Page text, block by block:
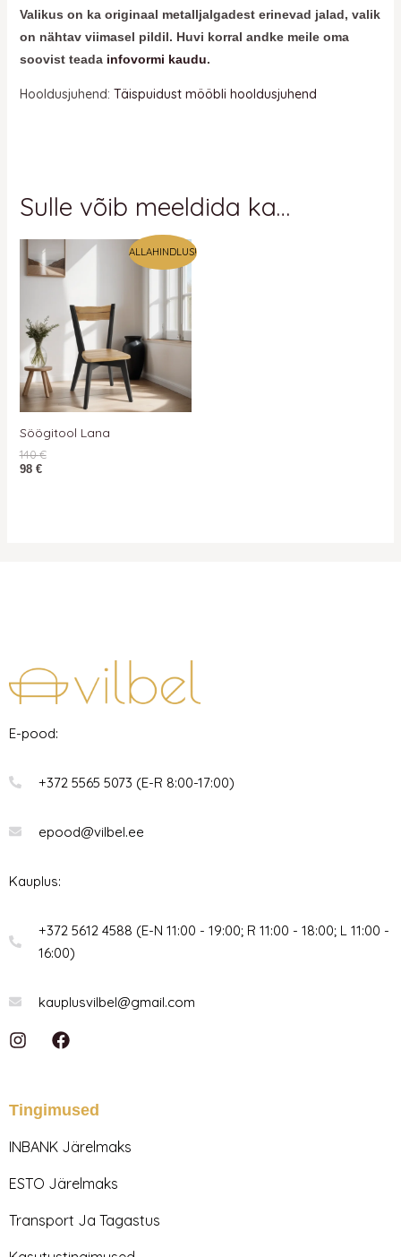
Valikus on ka originaal metalljalgadest erinevad jalad, valik
on nähtav viimasel pildil. Huvi korral andke meile oma
soovist teada infovormi kaudu.
Hooldusjuhend: Täispuidust mööbli hooldusjuhend
Sulle võib meeldida ka…
ALLAHINDLUS!
Söögitool Lana
140€
98 €
E-pood:
+372 5565 5073 (E-R 8:00-17:00)
epood@vilbel.ee
Kauplus:
+372 5612 4588 (E-N 11:00 - 19:00; R 11:00 - 18:00; L 11:00 -
16:00)
kauplusvilbel@gmail.com
I
a
r
m
F
a
b
o
Tingimused
INBANK Järelmaks
ESTO Järelmaks
Transport Ja Tagastus